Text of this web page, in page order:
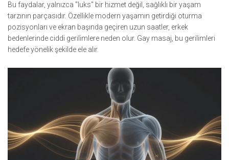
Bu faydalar, yalnızca "luks" bir hizmet değil, sağlıklı bir yaşam
tarzının parçasıdır. Özellikle modern yaşamın getirdiği oturma
pozisyonları ve ekran başında geçiren uzun saatler, erkek
bedenlerinde ciddi gerilimlere neden olur. Gay masaj, bu gerilimleri
hedefe yönelik şekilde ele alır.